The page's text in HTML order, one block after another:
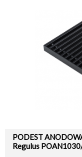
PODEST
Regulus